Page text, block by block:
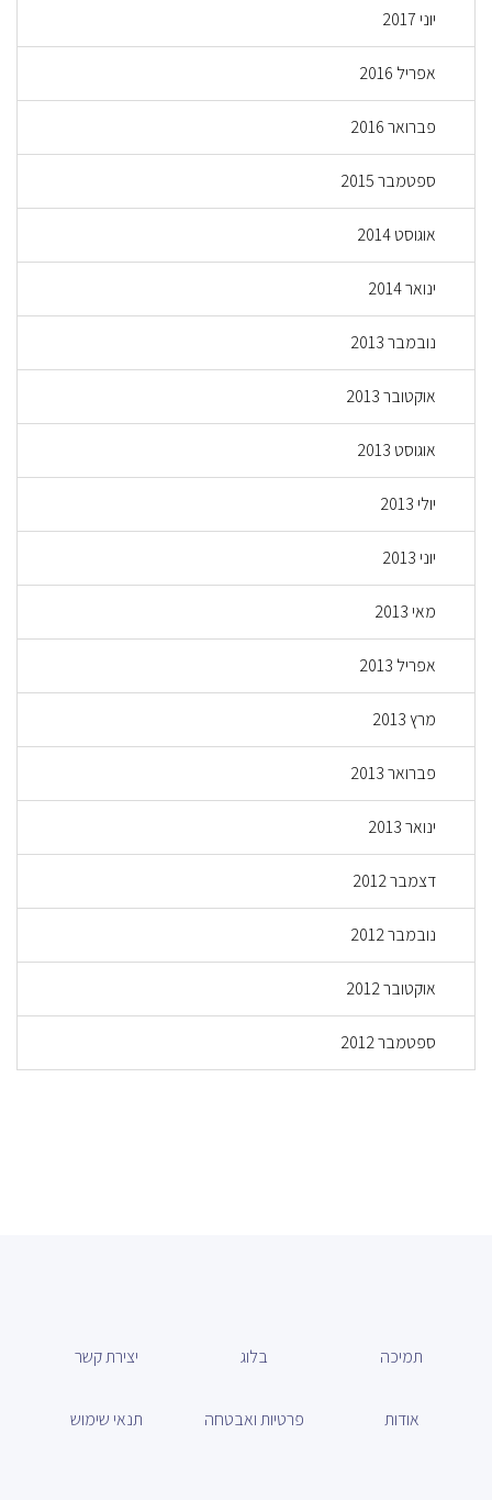
יוני 2017
אפריל 2016
פברואר 2016
ספטמבר 2015
אוגוסט 2014
ינואר 2014
נובמבר 2013
אוקטובר 2013
אוגוסט 2013
יולי 2013
יוני 2013
מאי 2013
אפריל 2013
מרץ 2013
פברואר 2013
ינואר 2013
דצמבר 2012
נובמבר 2012
אוקטובר 2012
ספטמבר 2012
תמיכה בלוג יצירת קשר
אודות פרטיות ואבטחה תנאי שימוש